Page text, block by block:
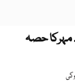
مہرکا حصہ